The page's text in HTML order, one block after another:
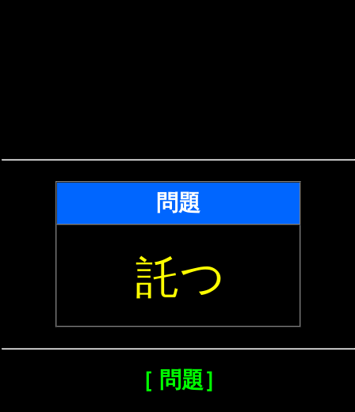
問題
託つ
［ 問題］